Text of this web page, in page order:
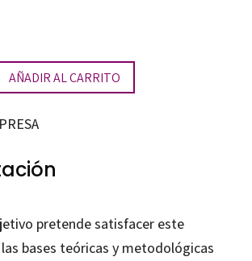
AÑADIR AL CARRITO
pretende satisfacer este
bases teóricas y metodológicas